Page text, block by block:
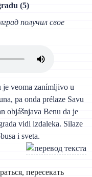
(5)
получил свое
je veoma zanímljivo u
pa onda prélaze Savu
objášnjava Benu da je
vidi izdaleka. Silaze
i sveta.
пересекать